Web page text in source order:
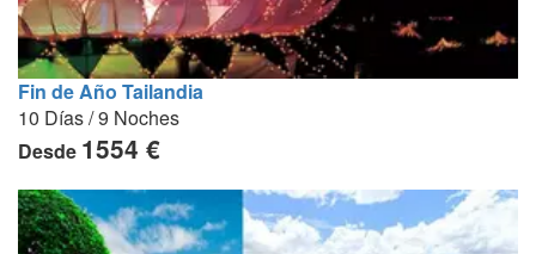
Fin de Año Tailandia
10 Días / 9 Noches
Desde 1554 €